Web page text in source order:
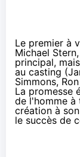
Le premier à
Michael Stern
principal,
au casting (
Simmons,
La promesse
de l'homme à
création à
le succès de